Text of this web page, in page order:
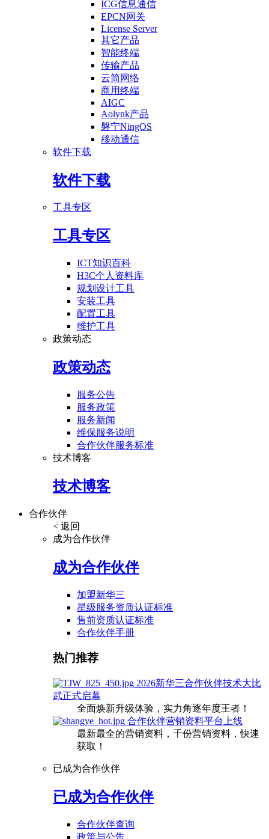
ICG信息通信
EPCN网关
License Server
其它产品
智能终端
传输产品
云简网络
商用终端
AIGC
Aolynk产品
磐宁NingOS
移动通信
软件下载
软件下载
工具专区
工具专区
ICT知识百科
H3C个人资料库
规划设计工具
安装工具
配置工具
维护工具
政策动态
政策动态
服务公告
服务政策
服务新闻
维保服务说明
合作伙伴服务标准
技术博客
技术博客
合作伙伴
< 返回
成为合作伙伴
成为合作伙伴
加盟新华三
星级服务资质认证标准
售前资质认证标准
合作伙伴手册
热门推荐
2026新华三合作伙伴技术大比
武正式启幕
全面焕新升级体验，实力角逐年度王者！
合作伙伴营销资料平台上线
最新最全的营销资料，千份营销资料，快速
获取！
已成为合作伙伴
已成为合作伙伴
合作伙伴查询
政策与公告